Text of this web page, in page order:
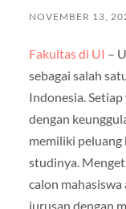
NOVEMBER 13,
Fakultas di UI –
sebagai salah
Indonesia.
dengan
memiliki peluang
studinya.
calon
jurusan dengan